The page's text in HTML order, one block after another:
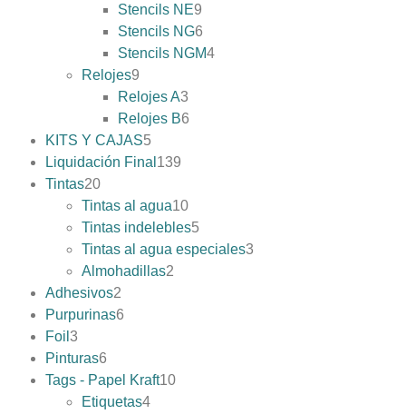
Stencils NE9
Stencils NG6
Stencils NGM4
Relojes9
Relojes A3
Relojes B6
KITS Y CAJAS5
Liquidación Final 139
Tintas20
Tintas al agua10
Tintas indelebles5
Tintas al agua especiales3
Almohadillas2
Adhesivos2
Purpurinas6
Foil 3
Pinturas6
Tags - Papel Kraft10
Etiquetas4